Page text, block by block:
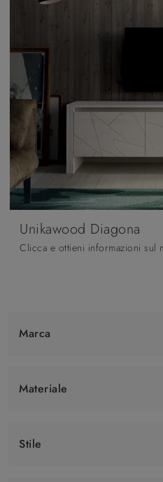
Marca
Materiale
Stile
Unikawood Diagona